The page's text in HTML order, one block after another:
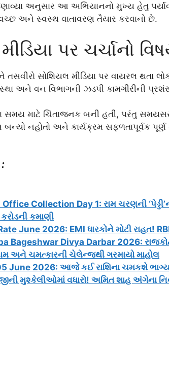
અનુસાર આ અભિયાનનો મુખ્ય હેતુ
અને સ્વસ્થ વાતાવરણ તૈયાર કરવાનો છે.
પર ચર્ચાનો
તસવીરો સોશિયલ મીડિયા પર વાયરલ થતા
અને વન વિભાગની ઝડપી કામગીરીની
સમય માટે ચિંતાજનક બની હતી, પરંતુ સમયસર
નહોતો અને કાર્યક્રમ સફળતાપૂર્વક પૂર્ણ
Collection Day 1: રામ ચરણની
કમાણી
June 2026: EMI ધારકોને મોટી રાહત!
Bageshwar Divya Darbar 2026:
અને ચમત્કારની ચેલેન્જથી ગરમાયો માહોલ
June 2026: આજે કઈ રાશિના ચમકશે ભાગ્ય?
મુશ્કેલીઓમાં વધારો! અમિત શાહ અંગેના